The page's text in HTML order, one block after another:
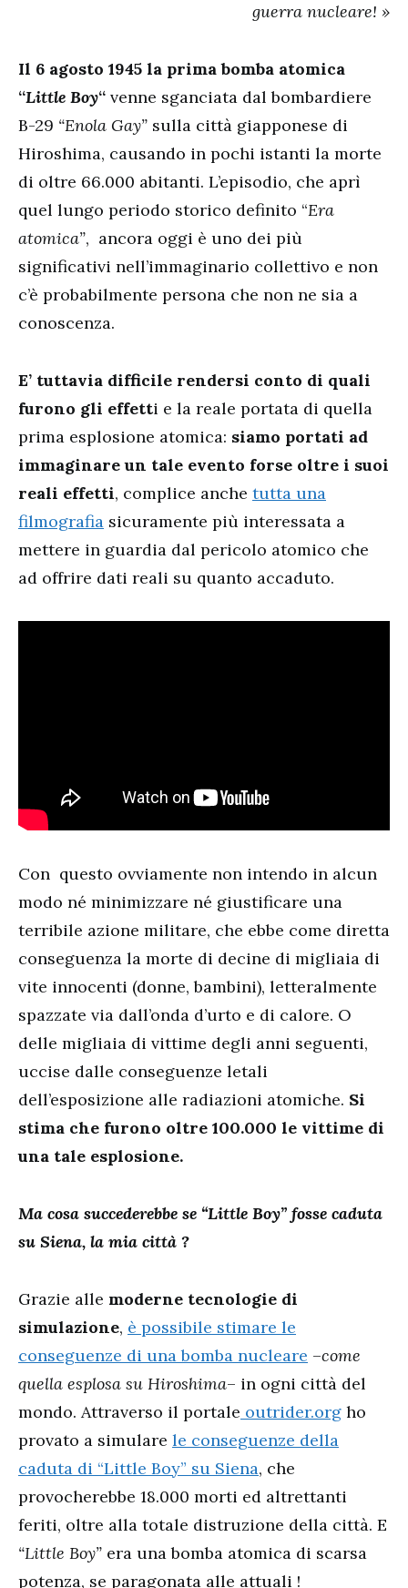
guerra nucleare! »
Il 6 agosto 1945 la prima bomba atomica
“Little Boy“ venne sganciata dal bombardiere
B-29 “Enola Gay” sulla città giapponese di
Hiroshima, causando in pochi istanti la morte
di oltre 66.000 abitanti. L’episodio, che aprì
quel lungo periodo storico definito “Era
atomica”, ancora oggi è uno dei più
significativi nell’immaginario collettivo e non
c’è probabilmente persona che non ne sia a
conoscenza.
E’ tuttavia difficile rendersi conto di quali
furono gli effetti e la reale portata di quella
prima esplosione atomica: siamo portati ad
immaginare un tale evento forse oltre i suoi
reali effetti, complice anche tutta una
filmografia sicuramente più interessata a
mettere in guardia dal pericolo atomico che
ad offrire dati reali su quanto accaduto.
Con questo ovviamente non intendo in alcun
modo né minimizzare né giustificare una
terribile azione militare, che ebbe come diretta
conseguenza la morte di decine di migliaia di
vite innocenti (donne, bambini), letteralmente
spazzate via dall’onda d’urto e di calore. O
delle migliaia di vittime degli anni seguenti,
uccise dalle conseguenze letali
dell’esposizione alle radiazioni atomiche. Si
stima che furono oltre 100.000 le vittime di
una tale esplosione.
Ma cosa succederebbe se “Little Boy” fosse caduta
su Siena, la mia città ?
Grazie alle moderne tecnologie di
simulazione, è possibile stimare le
conseguenze di una bomba nucleare –come
quella esplosa su Hiroshima– in ogni città del
mondo. Attraverso il portale outrider.org ho
provato a simulare le conseguenze della
caduta di “Little Boy” su Siena, che
provocherebbe 18.000 morti ed altrettanti
feriti, oltre alla totale distruzione della città. E
“Little Boy” era una bomba atomica di scarsa
potenza, se paragonata alle attuali !